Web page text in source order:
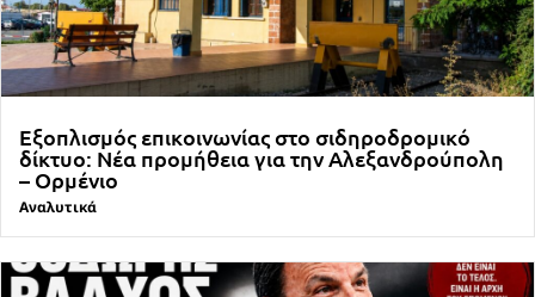
Εξοπλισμός επικοινωνίας στο σιδηροδρομικό
δίκτυο: Νέα προμήθεια για την Αλεξανδρούπολη
– Ορμένιο
Αναλυτικά